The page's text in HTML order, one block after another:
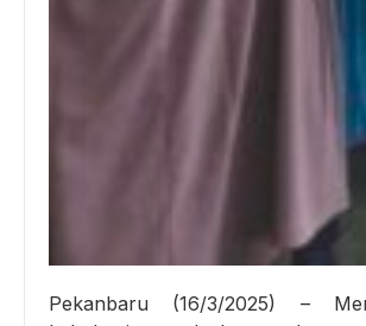
Pekanbaru (16/3/2025) –